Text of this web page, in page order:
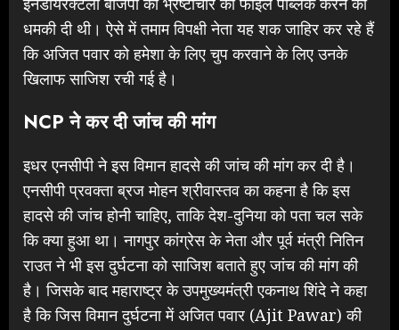
धमकी दी थी। ऐसे में तमाम विपक्षी नेता यह शक जाहिर कर रहे हैं
कि अजित पवार को हमेशा के लिए चुप करवाने के लिए उनके
खिलाफ साजिश रची गई है।
NCP ने कर दी जांच की मांग
इधर एनसीपी ने इस विमान हादसे की जांच की मांग कर दी है।
एनसीपी प्रवक्ता ब्रज मोहन श्रीवास्तव का कहना है कि इस
हादसे की जांच होनी चाहिए, ताकि देश-दुनिया को पता चल सके
कि क्या हुआ था। नागपुर कांग्रेस के नेता और पूर्व मंत्री नितिन
राउत ने भी इस दुर्घटना को साजिश बताते हुए जांच की मांग की
है। जिसके बाद महाराष्ट्र के उपमुख्यमंत्री एकनाथ शिंदे ने कहा
है कि जिस विमान दुर्घटना में अजित पवार (Ajit Pawar) की